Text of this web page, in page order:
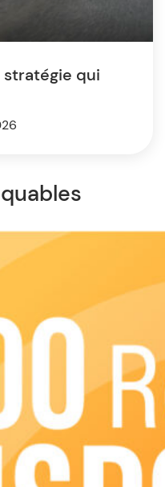
stratégie qui